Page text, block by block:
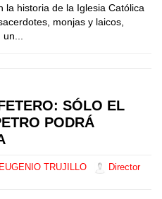
la historia de la Iglesia Católica
monjas y laicos,
SÓLO EL
PODRÁ
EUGENIO TRUJILLO
Director